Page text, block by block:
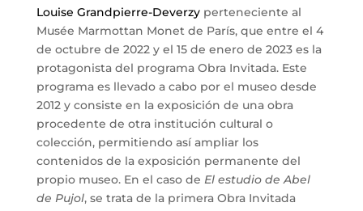
Louise Grandpierre-Deverzyperteneciente al
Musée Marmottan Monet de París, que entre el 4
de octubre de 2022 y el 15 de enero de 2023 es la
protagonista del programa Obra Invitada. Este
programa es llevado a cabo por el museo desde
2012 y consiste en la exposición de una obra
procedente de otra institución cultural o
colección, permitiendo así ampliar los
contenidos de la exposición permanente del
propio museo. En el caso de El estudio de Abel
de Pujol, se trata de la primera Obra Invitada